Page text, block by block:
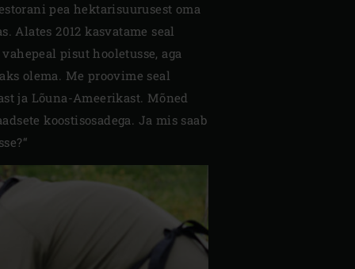
pea hektarisuurusest oma
Alates 2012 kasvatame seal
pisut hooletusse, aga
olema. Me proovime seal
ja Lõuna-Ameerikast. Mõned
koostisosadega. Ja mis saab